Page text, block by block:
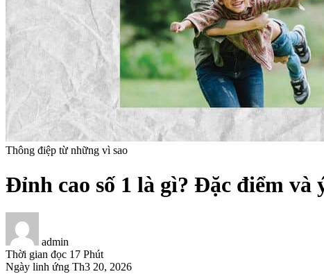
Thông điệp từ những vì sao
Đỉnh cao số 1 là gì? Đặc điểm
admin
Thời gian đọc 17 Phút
Ngày linh ứng Th3 20, 2026